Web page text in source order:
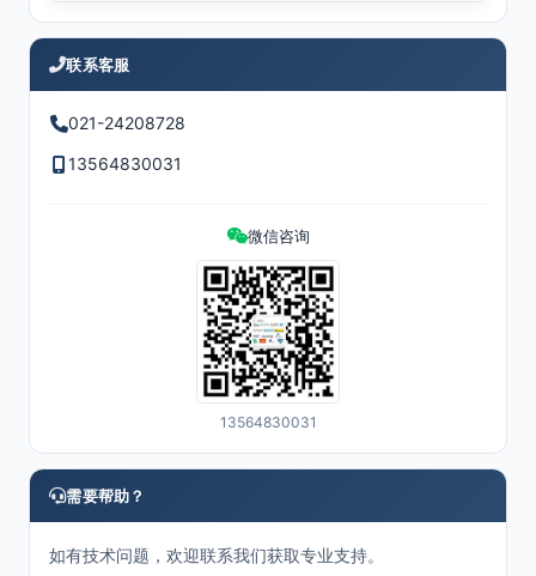
联系客服
021-24208728
13564830031
微信咨询
13564830031
需要帮助？
如有技术问题，欢迎联系我们获取专业支持。